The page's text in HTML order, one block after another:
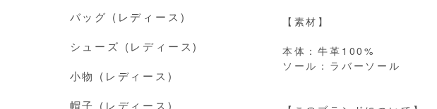
【素材】
本体：牛革100%
ソール：ラバーソール
バッグ (レディース)
シューズ (レディース)
小物 (レディース)
帽子 (レディース)